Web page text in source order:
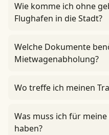
Wie komme ich ohne
Flughafen in die Stadt?
Welche Dokumente
Mietwagenabholung?
Wo treffe ich meinen
Was muss ich für
haben?